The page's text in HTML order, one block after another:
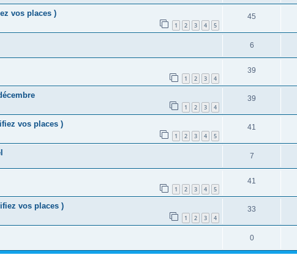
vos places )
1 2 3 4 5
45
6
1 2 3 4
39
1 2 3 4
39
vos places )
1 2 3 4 5
41
7
1 2 3 4 5
41
vos places )
1 2 3 4
33
0